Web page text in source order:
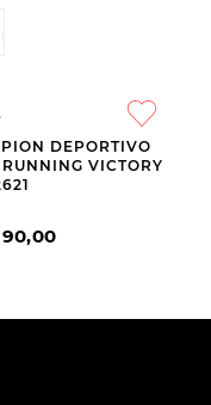
DEPORTIVO
VICTORY
,00